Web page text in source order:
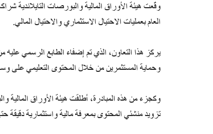
العام بعمليات الاحتيال الاستثماري والاحتيال المالي.
وحماية المستثمرين من خلال المحتوى التعليمي على
تزويد منشئي المحتوى بمعرفة مالية واستثمارية